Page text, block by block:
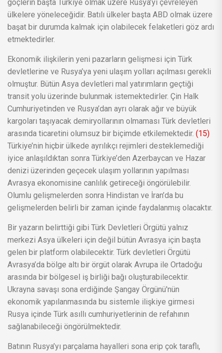
göçlerin başta Türkiye olmak üzere Rusya’yı çevreleyen
ülkelere yöneleceğidir. Batılı ülkeler başta ABD olmak üzere
başat bir durumda kalmak için olabilecek felaketleri göz ardı
etmektedirler.
Ekonomik ilişkilerin yeni pazarların gelişmesi için Türk
devletlerine ve Rusya’ya yeni ulaşım yolları açılması gerekli
olmuştur. Bütün Asya devletleri mal yatırımların geçtiği
transit yolu üzerinde bulunmak istemektedirler. Çin Halk
Cumhuriyetinden ve Rusya’dan ayrı olarak ağır ve büyük
kargoları taşıyacak demiryollarının olmaması Türk devletleri
arasında ticaretini olumsuz bir biçimde etkilemektedir. (15)
Türkiye’nin hiçbir ülkede ayrılıkçı rejimleri desteklemediği
iyice anlaşıldıktan sonra Türkiye’den Azerbaycan ve Hazar
denizi üzerinden geçecek ulaşım yollarının yapılması
Avrasya ekonomisine canlılık getireceği öngörülebilir.
Olumlu gelişmelerden sonra Hindistan ve İran’da bu
gelişmelerden belirli bir zaman içinde faydalanmış olacaktır.
Bir yazarın belirttiği gibi Türk Devletleri Örgütü yalnız
merkezi Asya ülkeleri için değil bütün Avrasya için başta
gelen bir platform olabilecektir. Türk devletleri Örgütü
Avrasya’da bölge altı bir örgüt olarak Avrupa ile Ortadoğu
arasında bir bölgesel iş birliği bağı oluşturabilecektir.
Ukrayna savaşı sona erdiğinde Şangay Örgünü'nün
ekonomik yapılanmasında bu sistemle ilişkiye girmesi
Rusya içinde Türk asıllı cumhuriyetlerinin de refahının
sağlanabileceği öngörülmektedir.
Batının Rusya’yı parçalama hayalleri sona erip çok taraflı,